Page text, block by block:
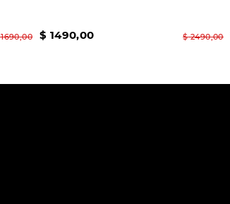
1690,00 $ 1490,00 $ 2490,00